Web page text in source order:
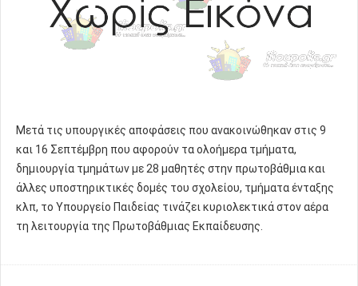
Μετά τις υπουργικές αποφάσεις που ανακοινώθηκαν στις 9
και 16 Σεπτέμβρη που αφορούν τα ολοήμερα τμήματα,
δημιουργία τμημάτων με 28 μαθητές στην πρωτοβάθμια και
άλλες υποστηρικτικές δομές του σχολείου, τμήματα ένταξης
κλπ, το Υπουργείο Παιδείας τινάζει κυριολεκτικά στον αέρα
τη λειτουργία της Πρωτοβάθμιας Εκπαίδευσης.